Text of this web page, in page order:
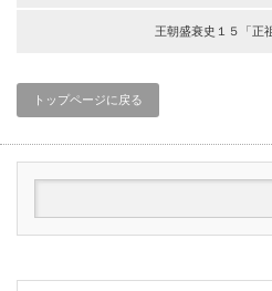
王朝盛衰史１５「正
トップページに戻る